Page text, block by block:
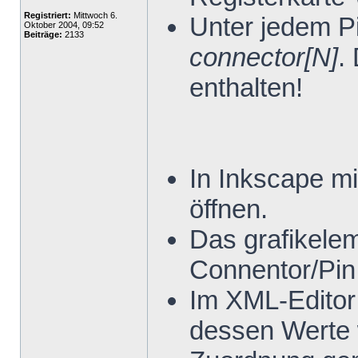
Registriert: Mittwoch 6.
Oktober 2004, 09:52
Beiträge: 2133
Unter jedem
connector[N].
enthalten!
In Inkscape
öffnen.
Das
Connentor/
Im XML-
dessen